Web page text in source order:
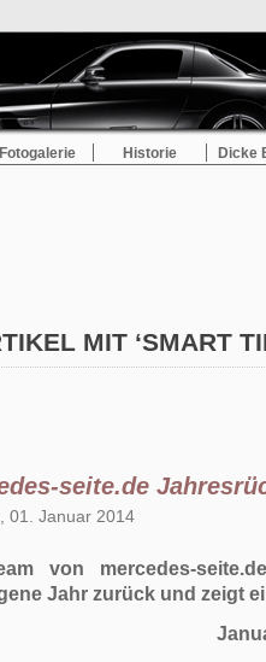
Fotogalerie Historie Dicke
MIT ‘SMART
seite.de
01. Januar 2014
von mercedes-
Jahr zurück und zeigt